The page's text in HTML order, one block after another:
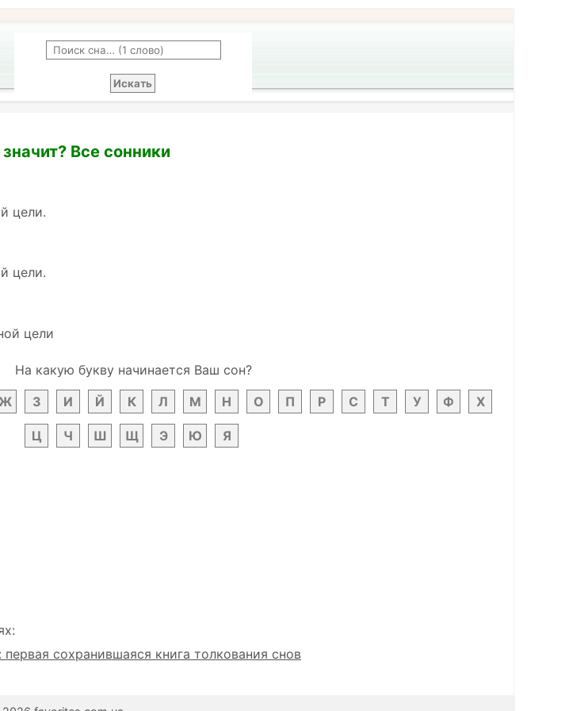
Все сонники
цели.
цели.
цели
На какую букву начинается Ваш сон?
Ж З И Й К Л М Н О П Р С Т У Ф Х
Ц Ч Ш Щ Э Ю Я
сохранившаяся книга толкования снов